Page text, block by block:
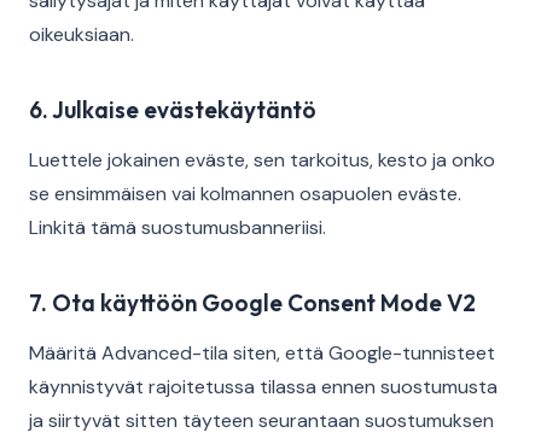
oikeuksiaan.
6. Julkaise evästekäytäntö
Luettele jokainen eväste, sen tarkoitus, kesto ja onko
se ensimmäisen vai kolmannen osapuolen eväste.
Linkitä tämä suostumusbanneriisi.
7. Ota käyttöön Google Consent Mode V2
Määritä Advanced-tila siten, että Google-tunnisteet
käynnistyvät rajoitetussa tilassa ennen suostumusta
ja siirtyvät sitten täyteen seurantaan suostumuksen